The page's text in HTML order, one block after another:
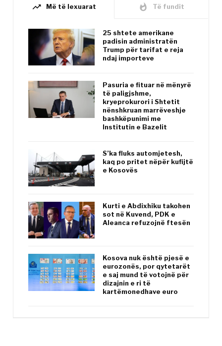
trending_up Më të lexuarat whatshot Të fundit
25 shtete amerikane
padisin administratën
Trump për tarifat e reja
ndaj importeve
Pasuria e fituar në mënyrë
të paligjshme,
kryeprokurori i Shtetit
nënshkruan marrëveshje
bashkëpunimi me
Institutin e Bazelit
S’ka fluks automjetesh,
kaq po pritet nëpër kufijtë
e Kosovës
Kurti e Abdixhiku takohen
sot në Kuvend, PDK e
Aleanca refuzojnë ftesën
Kosova nuk është pjesë e
eurozonës, por qytetarët
e saj mund të votojnë për
dizajnin e ri të
kartëmonedhave euro